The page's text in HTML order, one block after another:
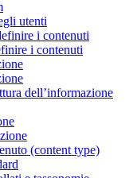
utenti
i contenuti
i contenuti
dell’informazione
(content type)